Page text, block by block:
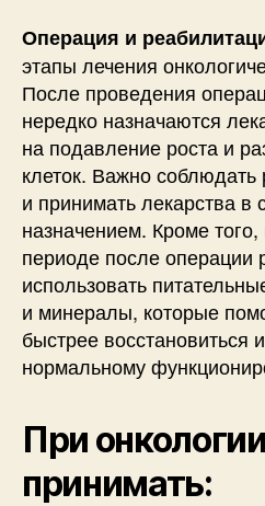
Операция и
этапы лечения
После проведения
нередко назначаются
на подавление роста и
клеток. Важно
и принимать лекарства в
назначением. Кроме
периоде после операции
использовать
и минералы, которые
быстрее восстановиться
нормальному
При
принимать: